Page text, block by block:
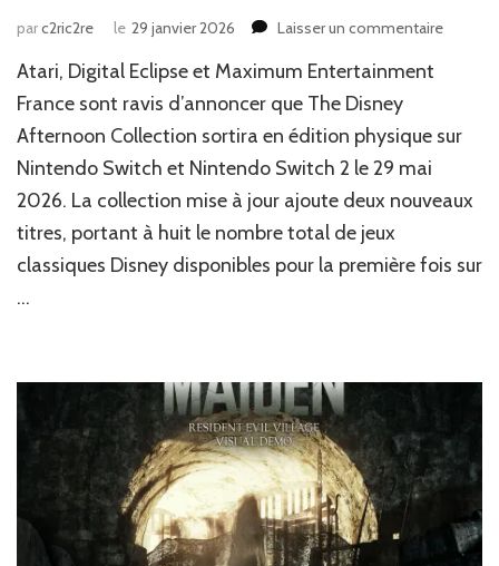
parc2ric2re le 29 janvier 2026 Laisser un commentairesur
Disney
revient
une
et
Switch
mai
Atari, Digital Eclipse et Maximum Entertainment
France sont ravis d’annoncer que The Disney
Afternoon Collection sortira en édition physique sur
Nintendo Switch et Nintendo Switch 2 le 29 mai
2026. La collection mise à jour ajoute deux nouveaux
titres, portant à huit le nombre total de jeux
classiques Disney disponibles pour la première fois sur
…